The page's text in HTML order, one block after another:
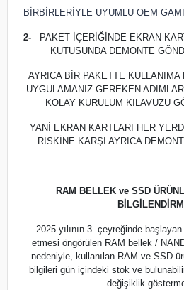
BİRBİRLERİYLE UYUMLU OEM
2-
PAKET İÇERİĞİNDE EKRAN
KUTUSUNDA DEMONTE
AYRICA BİR PAKETTE
UYGULAMANIZ GEREKEN
KOLAY KURULUM KILAVUZU
YANİ EKRAN KARTLARI HER
RİSKİNE KARŞI AYRICA
RAM BELLEK ve SSD
2025 yılının 3. çeyreğinde
etmesi öngörülen RAM bellek /
nedeniyle, kullanılan RAM ve SSD
bilgileri gün içindeki stok ve
değişiklik